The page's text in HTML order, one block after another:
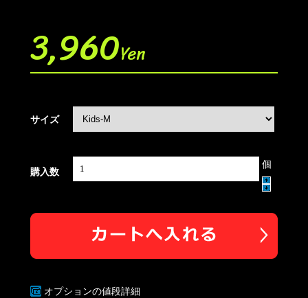
3,960Yen
サイズ
購入数
個
オプションの値段詳細